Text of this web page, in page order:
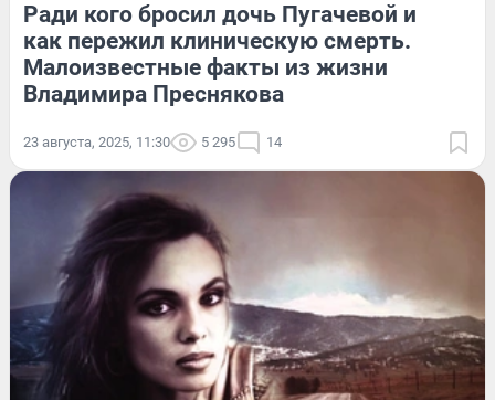
Ради кого бросил дочь Пугачевой и
как пережил клиническую смерть.
Малоизвестные факты из жизни
Владимира Преснякова
23 августа, 2025, 11:30 5 295 14